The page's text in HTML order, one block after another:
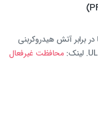
برابر آتش هیدروکربنی
محافظت غیرفعال